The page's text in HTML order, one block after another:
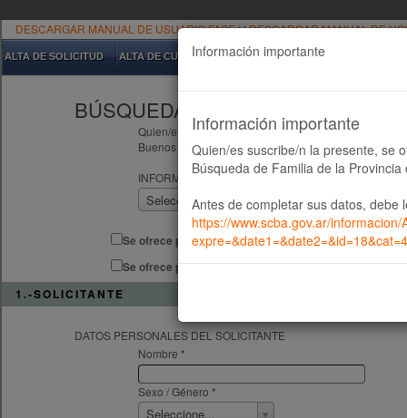
DESCARGAR MANUAL DE USUARIO FASE I|DESCARGAR MANUAL DE
ALTA DE SOLICITUD ALTA DE CUIDADOR PROPUESTA CONVOCATORIA
Información importante
Información importante
Quien/es suscribe/n la presente, se
Búsqueda de Familia de la Provincia
Antes de completar sus datos,
https://www.scba.gov.ar/informacion/
BÚSQUEDA DE FAMILIA POR
Quien/es suscribe/n la presente, cuyos datos aquí
Buenos Aires
INFORMAR NÚMERO DE REFERENCIA (REF.) DE
Seleccione...
Se ofrece para Guarda con fines de adopción
Se ofrece para Referente / Tutor/a /Figura de cuidado
1.-SOLICITANTE
DATOS PERSONALES DEL SOLICITANTE
Nombre *
Sexo / Género *
Seleccione...